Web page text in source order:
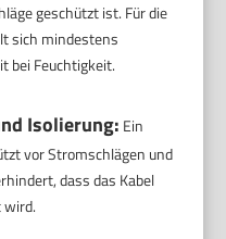
geschützt ist. Für die
sich mindestens
bei Feuchtigkeit.
Isolierung: Ein
vor Stromschlägen und
dass das Kabel
wird.